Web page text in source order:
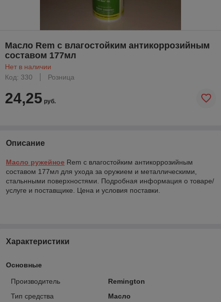
Масло Rem с влагостойким антикоррозийным
составом 177мл
Нет в наличии
Код: 330
Розница
24,25 руб.
Описание
Масло ружейное Rem с влагостойким антикоррозийным
составом 177мл для ухода за оружием и металлическими,
стальнными поверхностями. Подробная информация о товаре/
услуге и поставщике. Цена и условия поставки.
Характеристики
Основные
Производитель
Remington
Тип средства
Масло